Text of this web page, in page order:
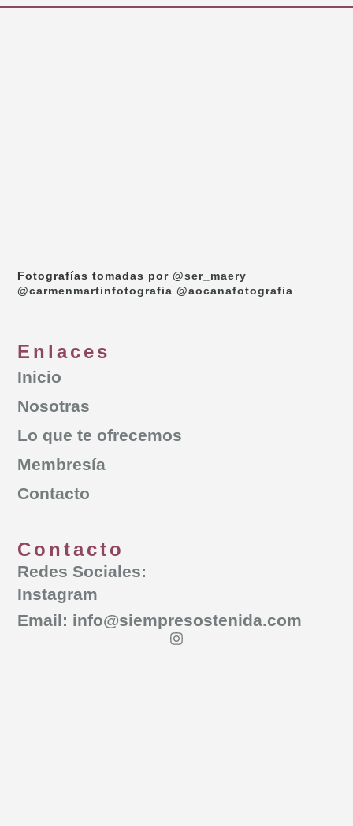
Fotografías tomadas por@ser_maery
@carmenmartinfotografia @aocanafotografia
Enlaces
Inicio
Nosotras
Lo que te ofrecemos
Membresía
Contacto
Contacto
Redes Sociales:
Instagram
Email: info@siempresostenida.com